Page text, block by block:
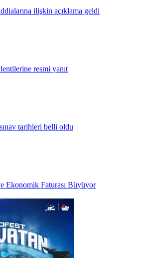
ilişkin açıklama geldi
resmi yanıt
tarihleri belli oldu
Ekonomik Faturası Büyüyor